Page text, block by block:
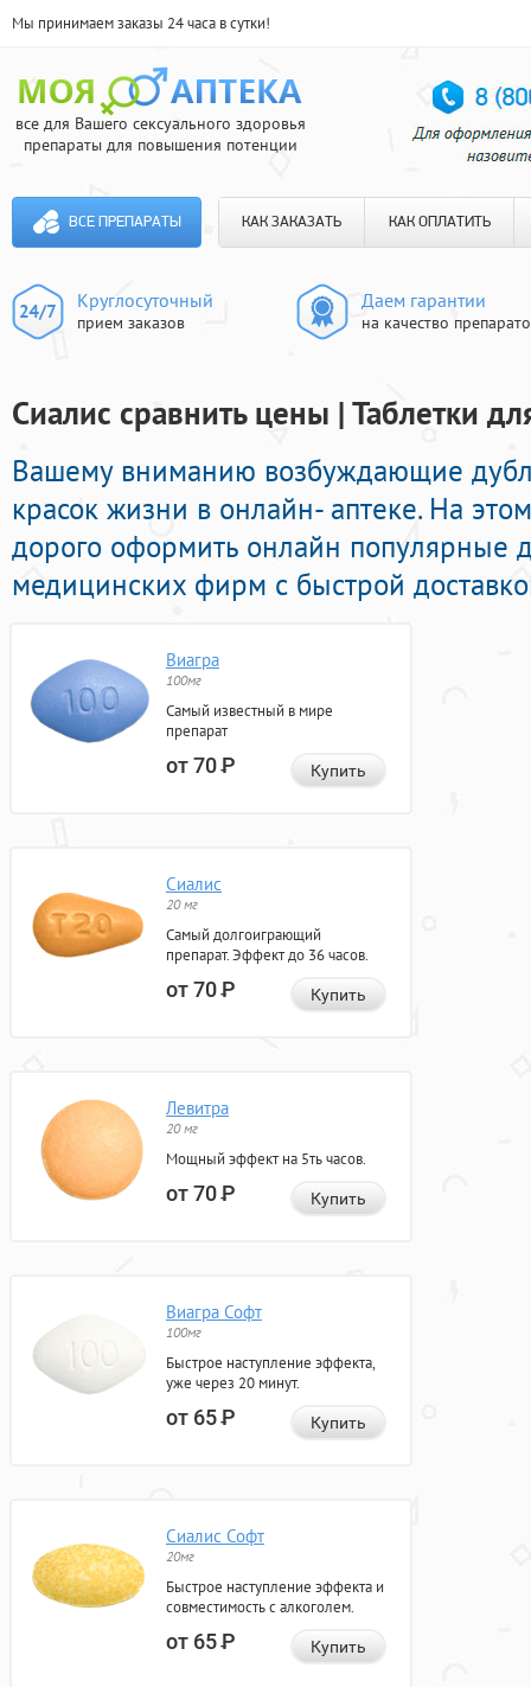
Мы принимаем заказы 24 часа в сутки!
все для Вашего сексуального здоровья
препараты для повышения потенции
ВСЕ ПРЕПАРАТЫ КАК ЗАКАЗАТЬ КАК ОПЛАТИТЬ
Круглосуточный
прием заказов
Даем гарантии
на качество
Сиалис сравнить цены | Таблетки
Вашему вниманию возбуждающие
красок жизни в онлайн- аптеке. На
дорого оформить онлайн популярные
медицинских фирм с быстрой
Виагра
100мг
Самый известный в мире
препарат
от 70Р Купить
Сиалис
20 мг
Самый долгоиграющий
препарат. Эффект до 36 часов.
от 70Р Купить
Левитра
20 мг
Мощный эффект на 5ть часов.
от 70Р Купить
Виагра Софт
100мг
Быстрое наступление эффекта,
уже через 20 минут.
от 65Р Купить
Сиалис Софт
20мг
Быстрое наступление эффекта и
совместимость с алкоголем.
от 65Р Купить